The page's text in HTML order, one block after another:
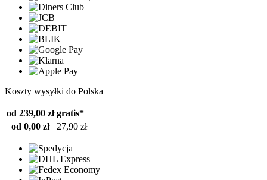
Koszty wysyłki do Polska
od 239,00 zł gratis*
od 0,00 zł
27,90 zł